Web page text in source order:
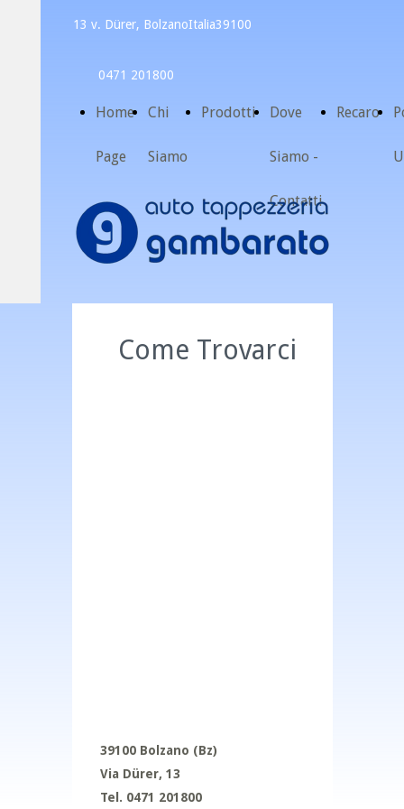
13 v. Dürer, BolzanoItalia39100
0471 201800
Home
Page
Chi
Siamo
Prodotti Dove
Siamo -
Contatti
Recaro
Come Trovarci
39100 Bolzano (Bz)
Via Dürer, 13
Tel. 0471 201800